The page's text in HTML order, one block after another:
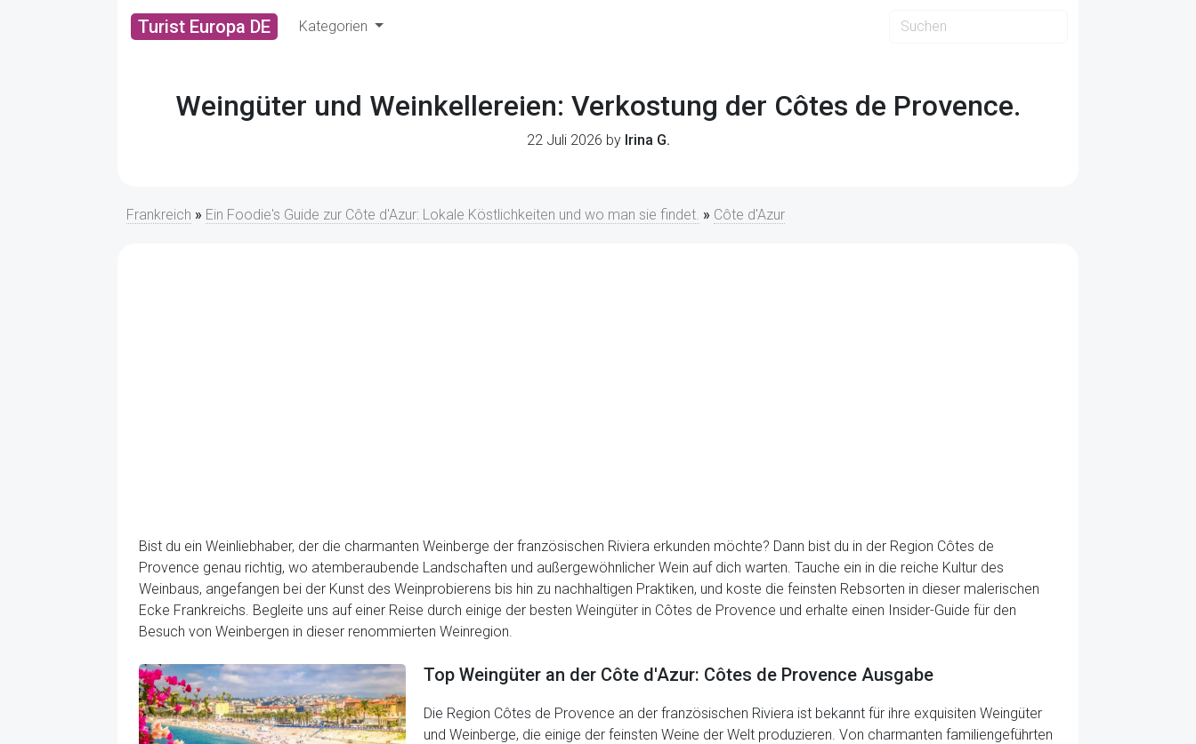
Turist Europa DE Kategorien
Weingüter und Weinkellereien: Verkostung der Côtes de Provence.
22 Juli 2026 by Irina G.
Frankreich » Ein Foodie's Guide zur Côte d'Azur: Lokale Köstlichkeiten und wo man sie findet. » Côte d'Azur
Bist du ein Weinliebhaber, der die charmanten Weinberge der französischen Riviera erkunden möchte? Dann bist du in der Region Côtes de
Provence genau richtig, wo atemberaubende Landschaften und außergewöhnlicher Wein auf dich warten. Tauche ein in die reiche Kultur des
Weinbaus, angefangen bei der Kunst des Weinprobierens bis hin zu nachhaltigen Praktiken, und koste die feinsten Rebsorten in dieser malerischen
Ecke Frankreichs. Begleite uns auf einer Reise durch einige der besten Weingüter in Côtes de Provence und erhalte einen Insider-Guide für den
Besuch von Weinbergen in dieser renommierten Weinregion.
Top Weingüter an der Côte d'Azur: Côtes de Provence Ausgabe
Die Region Côtes de Provence an der französischen Riviera ist bekannt für ihre exquisiten Weingüter
und Weinberge, die einige der feinsten Weine der Welt produzieren. Von charmanten familiengeführten